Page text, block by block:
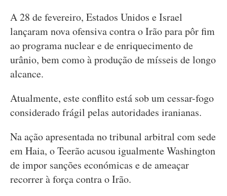
A 28 de fevereiro, Estados Unidos e Israel
lançaram nova ofensiva contra o Irão para pôr fim
ao programa nuclear e de enriquecimento de
urânio, bem como à produção de mísseis de longo
alcance.
Atualmente, este conflito está sob um cessar-fogo
considerado frágil pelas autoridades iranianas.
Na ação apresentada no tribunal arbitral com sede
em Haia, o Teerão acusou igualmente Washington
de impor sanções económicas e de ameaçar
recorrer à força contra o Irão.